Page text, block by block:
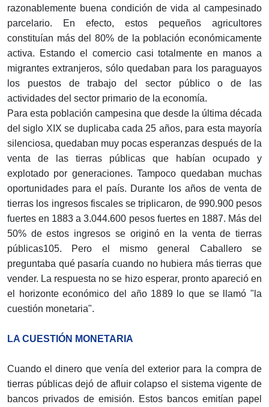
razonablemente buena condición de vida al campesinado
parcelario. En efecto, estos pequeños agricultores
constituían más del 80% de la población económicamente
activa. Estando el comercio casi totalmente en manos a
migrantes extranjeros, sólo quedaban para los paraguayos
los puestos de trabajo del sector público o de las
actividades del sector primario de la economía.
Para esta población campesina que desde la última década
del siglo XIX se duplicaba cada 25 años, para esta mayoría
silenciosa, quedaban muy pocas esperanzas después de la
venta de las tierras públicas que habían ocupado y
explotado por generaciones. Tampoco quedaban muchas
oportunidades para el país. Durante los años de venta de
tierras los ingresos fiscales se triplicaron, de 990.900 pesos
fuertes en 1883 a 3.044.600 pesos fuertes en 1887. Más del
50% de estos ingresos se originó en la venta de tierras
públicas105. Pero el mismo general Caballero se
preguntaba qué pasaría cuando no hubiera más tierras que
vender. La respuesta no se hizo esperar, pronto apareció en
el horizonte económico del año 1889 lo que se llamó "la
cuestión monetaria".
LA CUESTIÓN MONETARIA
Cuando el dinero que venía del exterior para la compra de
tierras públicas dejó de afluir colapso el sistema vigente de
bancos privados de emisión. Estos bancos emitían papel